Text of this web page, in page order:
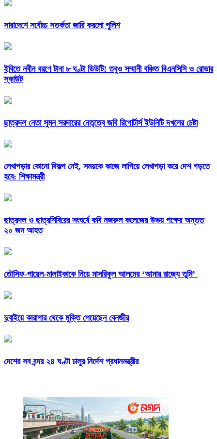
সারাদেশে সর্বোচ্চ সতর্কতা জারি করলো পুলিশ
ইবিতে নবীন বরণে টানা ৮ ঘণ্টা ডিউটি! তবুও সম্মানী বঞ্চিত বিএনসিসি ও রোভার
স্কাউট
ছাত্রদল নেতা সুমন সরদারের নেতৃত্বে জবি রিপোর্টার্স ইউনিটি দখলের চেষ্টা
লেখাপড়ার কোনো বিকল্প নেই, সময়কে কাজে লাগিয়ে লেখাপড়া করে দেশ গড়তে
হবে: শিক্ষামন্ত্রী
ছাত্রদল ও ছাত্রশিবিরের সংঘর্ষে কবি নজরুল কলেজের উভয় পক্ষের অন্তত
২০ জন আহত
তৌসিফ-পায়েল-মালাইকাকে নিয়ে মাসরিকুল আলমের ‘আমার রাজ্যে তুমি’
দুবাইয়ে কারাগার থেকে মুক্তি পেয়েছেন বেনজীর
দেশের সব বন্দর ২৪ ঘণ্টা চালুর নির্দেশ প্রধানমন্ত্রীর